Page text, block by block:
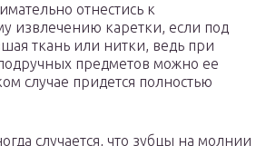
отнестись к
извлечению каретки, если под
ткань или нитки, ведь при
предметов можно ее
случае придется полностью
случается, что зубцы на молнии